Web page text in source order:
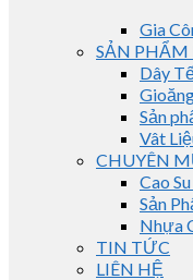
Gia
SẢN PHẨM
Dây
Sản
Vât
CHUYÊN
Cao
Sản
Nhựa
TIN TỨC
LIÊN HỆ